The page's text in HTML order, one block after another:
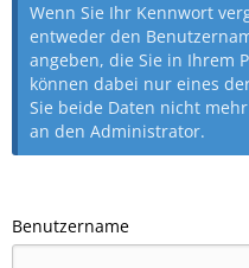
Wenn Sie Ihr Kennwort
entweder den
angeben, die Sie in Ihrem
können dabei nur eines
Sie beide Daten nicht
an den Administrator.
Benutzername